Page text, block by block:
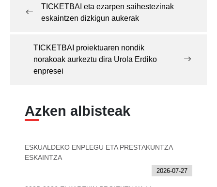
TICKETBAI eta ezarpen saihestezinak
eskaintzen dizkigun aukerak
TICKETBAI proiektuaren nondik
norakoak aurkeztu dira Urola Erdiko
enpresei
Azken albisteak
ESKUALDEKO ENPLEGU ETA PRESTAKUNTZA
ESKAINTZA
2026-07-27